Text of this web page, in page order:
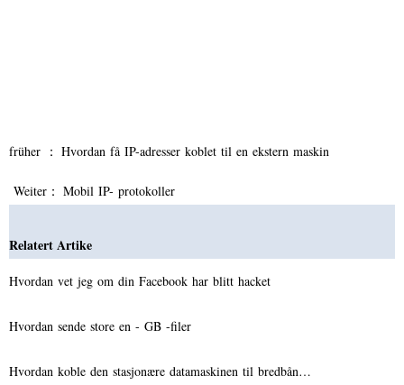
früher ： Hvordan få IP-adresser koblet til en ekstern maskin
Weiter： Mobil IP- protokoller
Relatert Artike
Hvordan vet jeg om din Facebook har blitt hacket
Hvordan sende store en - GB -filer
Hvordan koble den stasjonære datamaskinen til bredbån…